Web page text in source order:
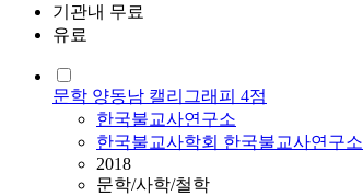
기관내 무료
유료
문학 양동남 캘리그래피 4점
한국불교사연구소
한국불교사학회 한국불교사연구소
2018
문학/사학/철학